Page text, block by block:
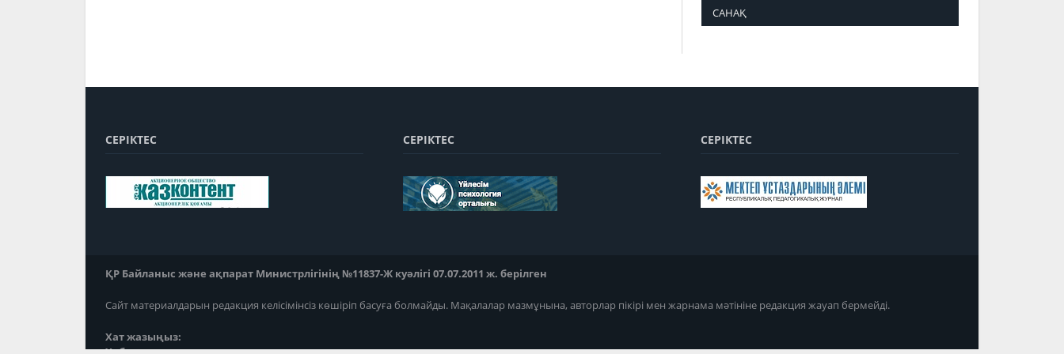
САНАҚ
СЕРІКТЕС СЕРІКТЕС СЕРІКТЕС
ҚР Байланыс және ақпарат Министрлігінің №11837-Ж куәлігі 07.07.2011 ж. берілген
Сайт материалдарын редакция келісімінсіз көшіріп басуға болмайды. Мақалалар мазмұнына, авторлар пікірі мен жарнама мәтініне редакция жауап бермейді.
Хат жазыңыз: